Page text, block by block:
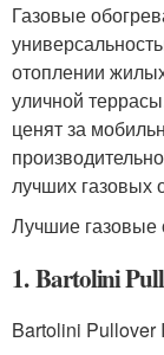
Газовые
отоплении
уличной
ценят за
лучших газовых
Лучшие газовые
1. Bartolini
Bartolini Pullover